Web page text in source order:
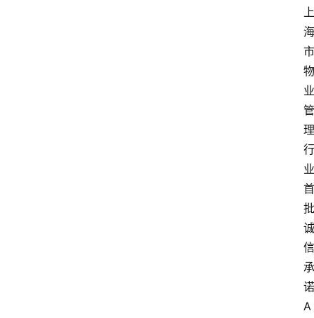
上
海
市
物
业
管
理
行
业
首
批
诚
信
承
诺
A